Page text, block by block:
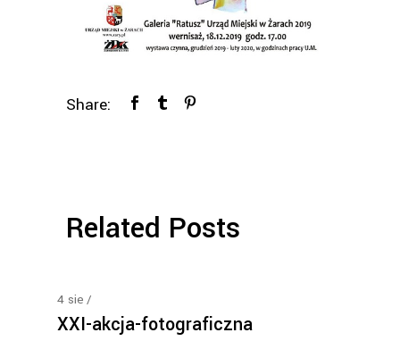
Share:
Related Posts
4 sie
XXI-akcja-fotograficzna